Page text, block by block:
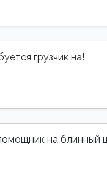
грузчик на!
на блинный